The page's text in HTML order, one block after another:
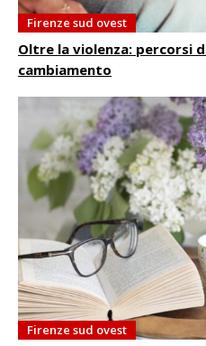
Firenze sud ovest
Oltre la violenza: percorsi
cambiamento
Firenze sud ovest